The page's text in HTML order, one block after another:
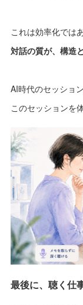
これは効率化では
対話の質が、構造
AI時代のセッショ
このセッションを
最後に、聴く仕